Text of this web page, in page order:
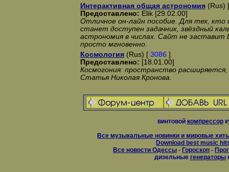
Интерактивная общая астрономия(Rus)
Предоставлено: Elik [29.02.00]
Отличное он-лайн пособие. Для тех,
станет доступен задачник, звёздный
астрономия в числах. Сайт не заставит
просто мгновенно.
Космология(Rus) [ 3086 ]
Предоставлено: [18.01.00]
Космогония: пространство
Статья Николая Кронова.
винтовой компрессор
Все музыкальные новинки и мировые
Download best music
Все новости Одессы - Гороскоп -
дизельные генераторы